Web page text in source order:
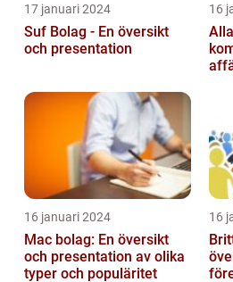
17 januari 2024
Suf Bolag - En översikt
och presentation
16
16 januari 2024
Mac bolag: En översikt
och presentation av olika
typer och populäritet
16